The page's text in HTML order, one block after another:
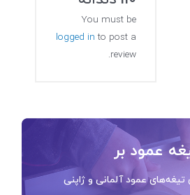
You must be
logged into post a
review.
عمود بر
تیغه‌های عمود آلمانی و ژاپنی